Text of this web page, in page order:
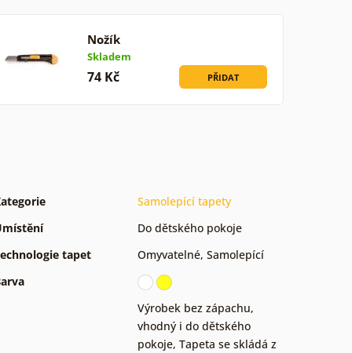
Nožík
Skladem
74 Kč PŘIDAT
Samolepící tapety
Do dětského pokoje
tapet
Omyvatelné, Samolepící
Výrobek bez zápachu,
vhodný i do dětského
pokoje, Tapeta se skládá z